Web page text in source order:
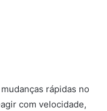
rápidas no
com velocidade,